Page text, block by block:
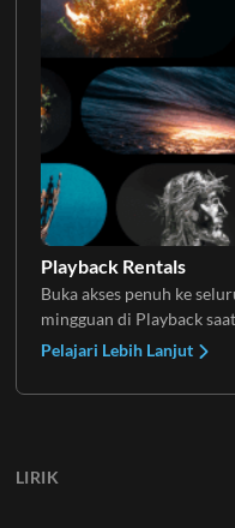
Playback Rentals
Buka akses penuh ke
mingguan di Playback
Pelajari Lebih Lanjut
LIRIK